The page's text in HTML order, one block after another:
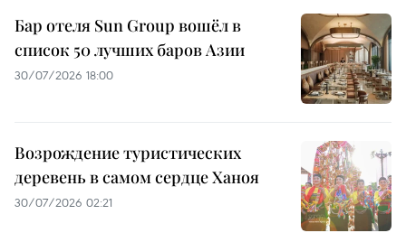
Бар отеля Sun Group вошёл в
список 50 лучших баров Азии
30/07/2026 18:00
Возрождение туристических
деревень в самом сердце Ханоя
30/07/2026 02:21